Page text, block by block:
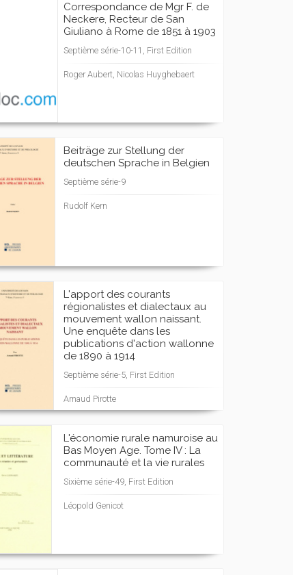
Correspondance de Mgr F. de
Neckere, Recteur de San
Giuliano à Rome de 1851 à 1903
Septième série-10-11, First Edition
Roger Aubert, Nicolas Huyghebaert
Beiträge zur Stellung der
deutschen Sprache in Belgien
Septième série-9
Rudolf Kern
L'apport des courants
régionalistes et dialectaux au
mouvement wallon naissant.
Une enquête dans les
publications d'action wallonne
de 1890 à 1914
Septième série-5, First Edition
Arnaud Pirotte
L'économie rurale namuroise au
Bas Moyen Age. Tome IV : La
communauté et la vie rurales
Sixième série-49, First Edition
Léopold Genicot